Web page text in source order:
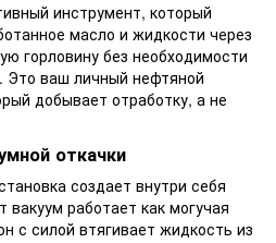
инструмент, который
масло и жидкости через
горловину без необходимости
Это ваш личный нефтяной
добывает отработку, а не
откачки
создает внутри себя
работает как могучая
с силой втягивает жидкость из